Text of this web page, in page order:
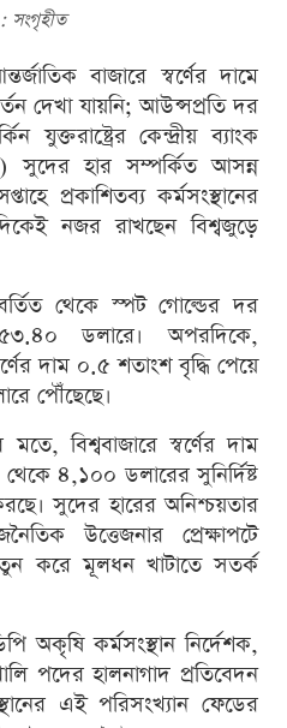
সংগৃহীত
বাজারে স্বর্ণের দামে
দেখা যায়নি; আউন্সপ্রতি দর
যুক্তরাষ্ট্রের কেন্দ্রীয় ব্যাংক
সুদের হার সম্পর্কিত আসন্ন
প্রকাশিতব্য কর্মসংস্থানের
নজর রাখছেন বিশ্বজুড়ে
থেকে স্পট গোল্ডের দর
ডলারে। অপরদিকে,
দাম ০.৫ শতাংশ বৃদ্ধি পেয়ে
পৌঁছেছে।
মতে, বিশ্ববাজারে স্বর্ণের দাম
৪,১০০ ডলারের সুনির্দিষ্ট
সুদের হারের অনিশ্চয়তার
উত্তেজনার প্রেক্ষাপটে
করে মূলধন খাটাতে সতর্ক
অকৃষি কর্মসংস্থান নির্দেশক,
পদের হালনাগাদ প্রতিবেদন
এই পরিসংখ্যান ফেডের